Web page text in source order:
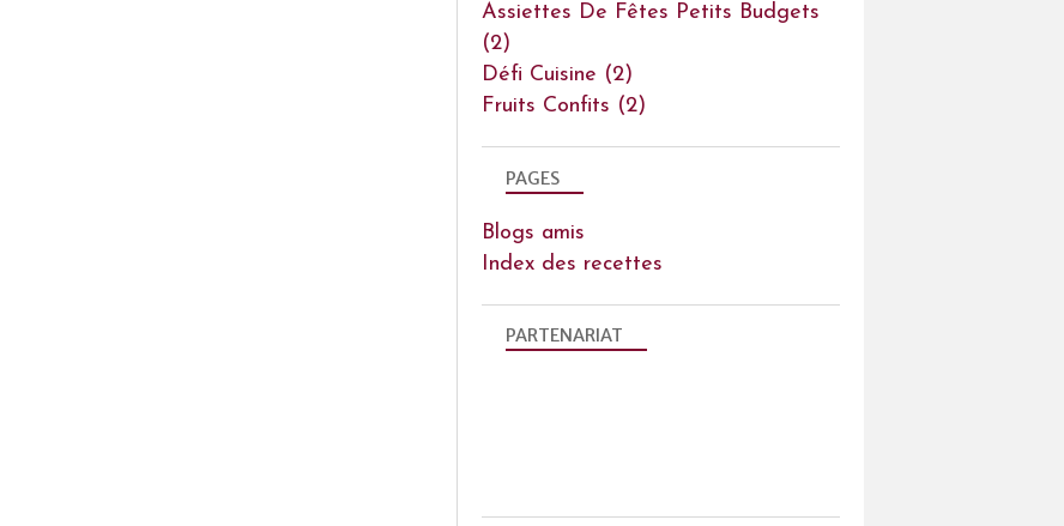
PAGES
Blogs amis
Index des recettes
Assiettes De Fêtes Petits Budgets
(2)
Défi Cuisine (2)
Fruits Confits (2)
PARTENARIAT